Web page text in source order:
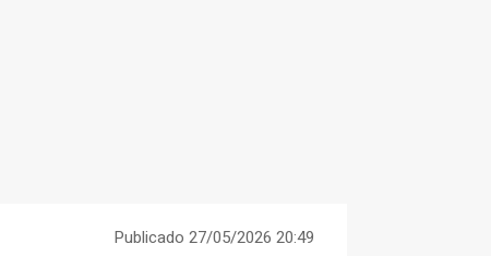
Publicado 27/05/2026 20:49